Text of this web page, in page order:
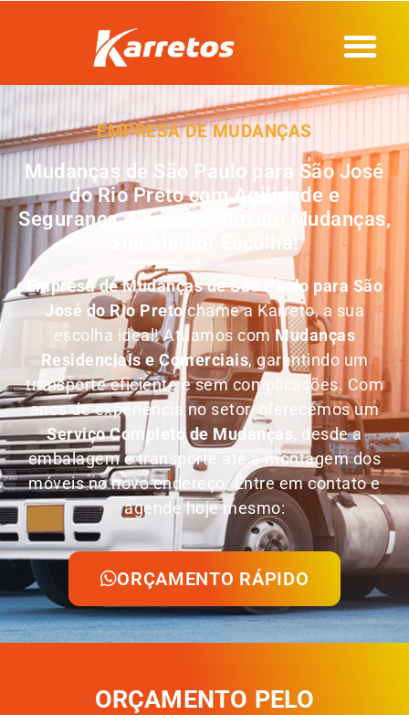
EMPRESA DE MUDANÇAS
Mudanças de São Paulo para São José
do Rio Preto com Agilidade e
Segurança, Chame a Karreto Mudanças,
Sua Melhor Escolha!
Empresa deMudanças de São Paulo para São
José do Rio Pretochame a Karreto, a sua
escolha ideal! Atuamos com Mudanças
Residenciais e Comerciais, garantindo um
transporte eficiente e sem complicações. Com
anos de experiência no setor, oferecemos um
Serviço Completo de Mudanças , desde a
embalagem e transporte até a montagem dos
móveis no novo endereço. Entre em contato e
agende hoje mesmo:
ORÇAMENTO RÁPIDO
ORÇAMENTO PELO